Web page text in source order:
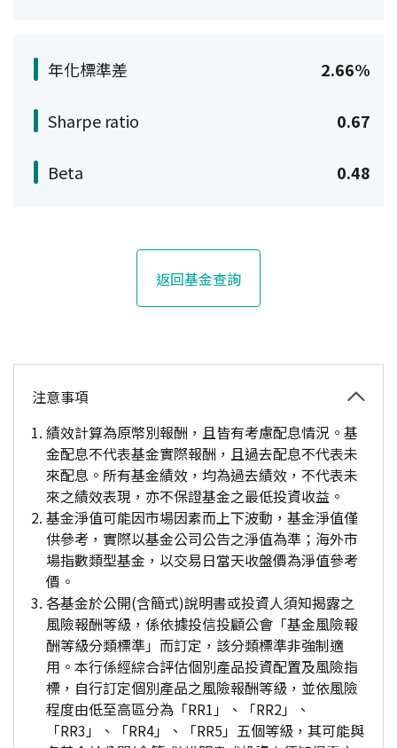
年化標準差 2.66%
Sharpe ratio 0.67
Beta 0.48
返回基金查詢
注意事項
績效計算為原幣別報酬，且皆有考慮配息情況。基
金配息不代表基金實際報酬，且過去配息不代表未
來配息。所有基金績效，均為過去績效，不代表未
來之績效表現，亦不保證基金之最低投資收益。
基金淨值可能因市場因素而上下波動，基金淨值僅
供參考，實際以基金公司公告之淨值為準；海外市
場指數類型基金，以交易日當天收盤價為淨值參考
價。
各基金於公開(含簡式)說明書或投資人須知揭露之
風險報酬等級，係依據投信投顧公會「基金風險報
酬等級分類標準」而訂定，該分類標準非強制適
用。本行係經綜合評估個別產品投資配置及風險指
標，自行訂定個別產品之風險報酬等級，並依風險
程度由低至高區分為「RR1」、「RR2」、
「RR3」、「RR4」、「RR5」五個等級，其可能與